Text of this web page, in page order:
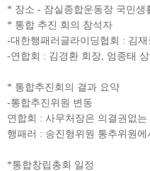
* 장소 - 잠실종합운동장 국민생
* 통합 추진 회의 참석자
-대한행패러글라이딩협회 : 김
-연합회 : 김경환 회장, 엄종태
* 통합추진회의 결과 요약
-통합추진위원 변동
연합회 : 사무처장은 의결권없
행패러 : 송진형위원 통추위원에
*통합창립총회 일정